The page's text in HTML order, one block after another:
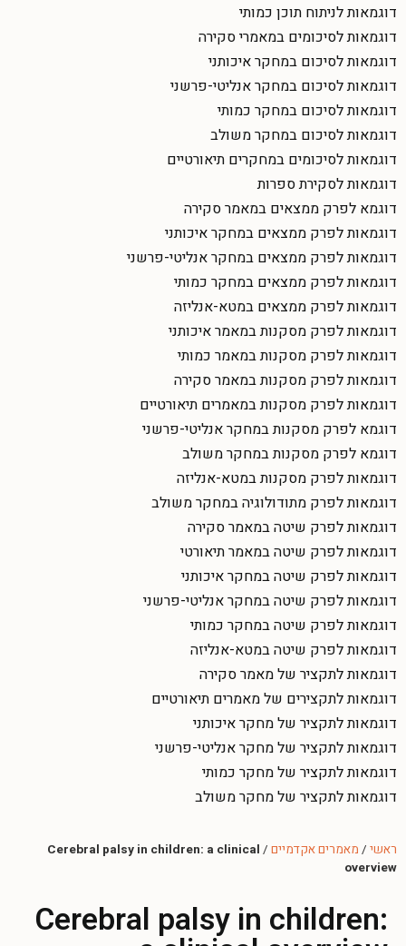
דוגמאות לניתוח תוכן כמותי
דוגמאות לסיכומים במאמרי סקירה
דוגמאות לסיכום במחקר איכותני
דוגמאות לסיכום במחקר אנליטי-פרשני
דוגמאות לסיכום במחקר כמותי
דוגמאות לסיכום במחקר משולב
דוגמאות לסיכומים במחקרים תיאורטיים
דוגמאות לסקירת ספרות
דוגמא לפרק ממצאים במאמר סקירה
דוגמאות לפרק ממצאים במחקר איכותני
דוגמאות לפרק ממצאים במחקר אנליטי-פרשני
דוגמאות לפרק ממצאים במחקר כמותי
דוגמאות לפרק ממצאים במטא-אנליזה
דוגמאות לפרק מסקנות במאמר איכותני
דוגמאות לפרק מסקנות במאמר כמותי
דוגמאות לפרק מסקנות במאמר סקירה
דוגמאות לפרק מסקנות במאמרים תיאורטיים
דוגמא לפרק מסקנות במחקר אנליטי-פרשני
דוגמא לפרק מסקנות במחקר משולב
דוגמאות לפרק מסקנות במטא-אנליזה
דוגמאות לפרק מתודולוגיה במחקר משולב
דוגמאות לפרק שיטה במאמר סקירה
דוגמאות לפרק שיטה במאמר תיאורטי
דוגמאות לפרק שיטה במחקר איכותני
דוגמאות לפרק שיטה במחקר אנליטי-פרשני
דוגמאות לפרק שיטה במחקר כמותי
דוגמאות לפרק שיטה במטא-אנליזה
דוגמאות לתקציר של מאמר סקירה
דוגמאות לתקצירים של מאמרים תיאורטיים
דוגמאות לתקציר של מחקר איכותני
דוגמאות לתקציר של מחקר אנליטי-פרשני
דוגמאות לתקציר של מחקר כמותי
דוגמאות לתקציר של מחקר משולב
ראשי / מאמרים אקדמיים /
Cerebral palsy in children: a clinical
overview
Cerebral palsy in children: